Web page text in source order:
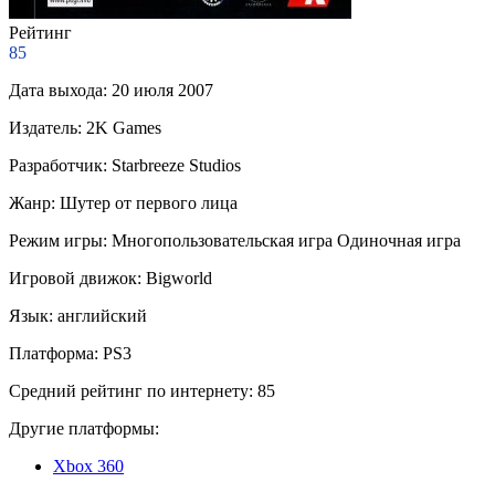
Рейтинг
85
Дата выхода: 20 июля 2007
Издатель: 2K Games
Разработчик: Starbreeze Studios
Жанр: Шутер от первого лица
Режим игры: Многопользовательская игра Одиночная игра
Игровой движок: Bigworld
Язык: английский
Платформа: PS3
Средний рейтинг по интернету: 85
Другие платформы:
Xbox 360